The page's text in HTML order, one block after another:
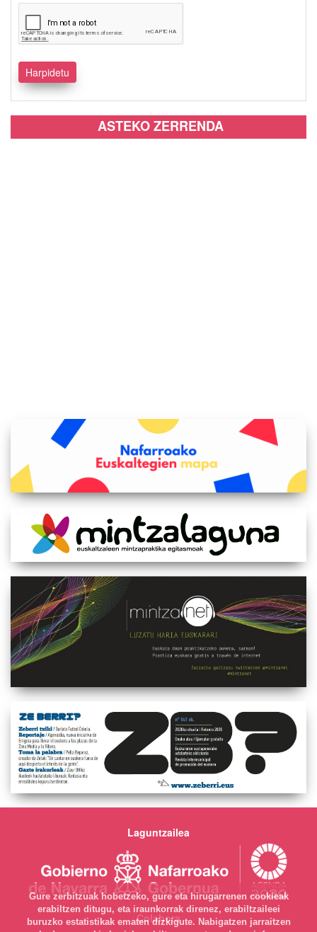
ASTEKO ZERRENDA
Laguntzailea
Colabora
Gure zerbitzuak hobetzeko, gure eta hirugarrenen cookieak
erabiltzen ditugu, eta iraunkorrak direnez, erabiltzaileei
buruzko estatistikak ematen dizkigute. Nabigatzen jarraitzen